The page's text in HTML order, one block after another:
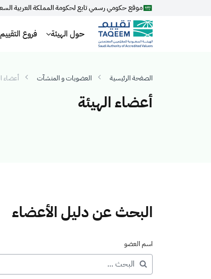
موقع حكومي رسمي تابع لحكومة المملكة العربية
حول الهيئة فروع التقييم
الصفحة الرئيسية العضويات و المنشآت أعضاء
أعضاء الهيئة
البحث عن دليل الأعضاء
اسم العضو